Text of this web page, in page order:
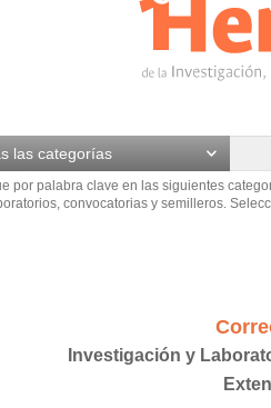
las categorías
por palabra clave en las siguientes
convocatorias y semilleros.
Investigación y